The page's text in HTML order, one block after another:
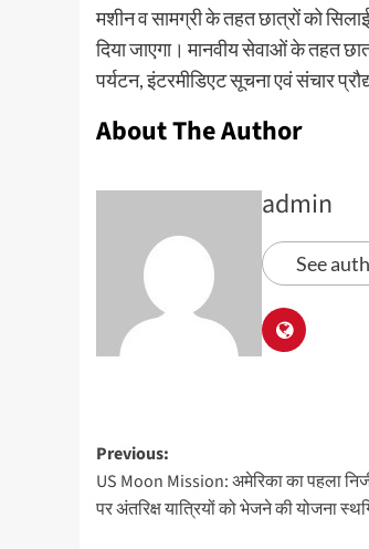
मशीन व सामग्री के तहत छात्रों को
दिया जाएगा। मानवीय सेवाओं के तहत
पर्यटन, इंटरमीडिएट सूचना एवं संचार
About The Author
admin
See
Previous:
US Moon Mission: अमेरिका का पहला
पर अंतरिक्ष यात्रियों को भेजने की योजना